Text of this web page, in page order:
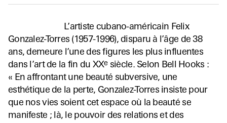
L’artiste cubano-américain Felix
Gonzalez-Torres (1957-1996), disparu à l’âge de 38
ans, demeure l’une des figures les plus influentes
dans l’art de la fin du XXesiècle. Selon Bell Hooks :
« En affrontant une beauté subversive, une
esthétique de la perte, Gonzalez-Torres insiste pour
que nos vies soient cet espace où la beauté se
manifeste ; là, le pouvoir des relations et des